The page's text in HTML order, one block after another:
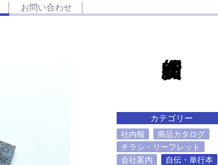
お問い合わせ
カテゴリー
社内報
商品カタログ
チラシ・リーフレット
会社案内
自伝・単行本